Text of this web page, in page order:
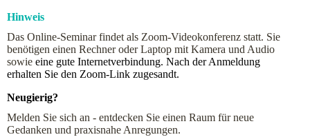
Hinweis
Das Online-Seminar findet als Zoom-Videokonferenz statt. Sie
benötigen einen Rechner oder Laptop mit Kamera und Audio
sowie eine gute Internetverbindung. Nach der Anmeldung
erhalten Sie den Zoom-Link zugesandt.
Neugierig?
Melden Sie sich an - entdecken Sie einen Raum für neue
Gedanken und praxisnahe Anregungen.